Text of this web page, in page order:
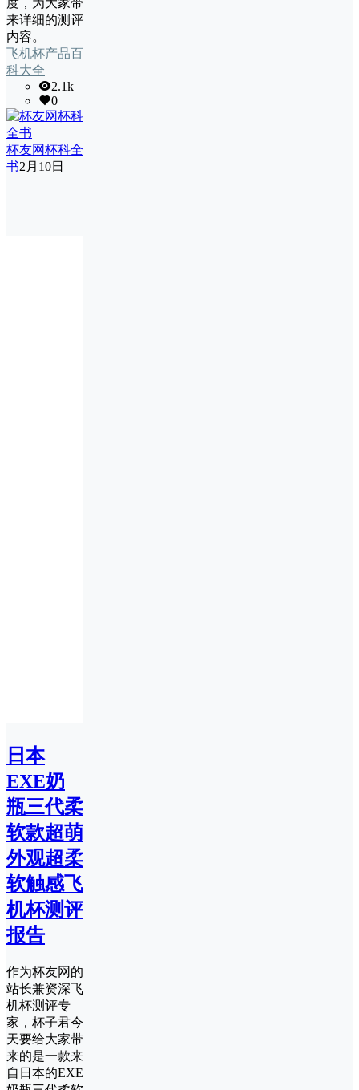
度，为大家带
来详细的测评
内容。
飞机杯产品百
科大全
2.1k
0
杯友网杯科全
书2月10日
日本
EXE奶
瓶三代柔
软款超萌
外观超柔
软触感飞
机杯测评
报告
作为杯友网的
站长兼资深飞
机杯测评专
家，杯子君今
天要给大家带
来的是一款来
自日本的EXE